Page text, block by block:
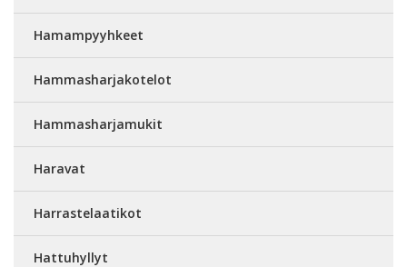
Hamampyyhkeet
Hammasharjakotelot
Hammasharjamukit
Haravat
Harrastelaatikot
Hattuhyllyt